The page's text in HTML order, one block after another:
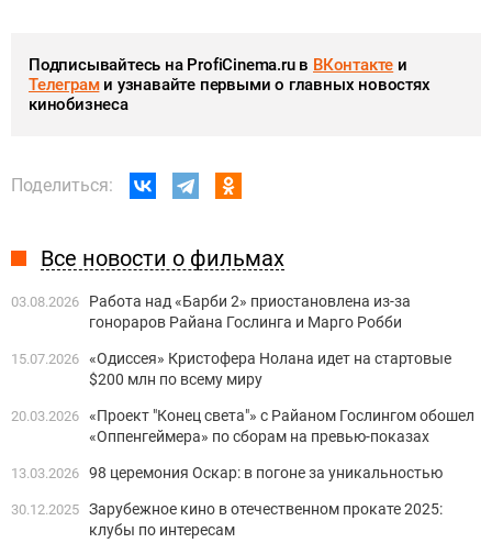
Подписывайтесь на ProfiCinema.ru в ВКонтакте и
Телеграми узнавайте первыми о главных новостях
кинобизнеса
Поделиться:
Все новости о фильмах
03.08.2026
Работа над «Барби 2» приостановлена из-за
гонораров Райана Гослинга и Марго Робби
15.07.2026 «Одиссея» Кристофера Нолана идет на стартовые
$200 млн по всему миру
20.03.2026 «Проект "Конец света"» с Райаном Гослингом обошел
«Оппенгеймера» по сборам на превью-показах
13.03.2026 98 церемония Оскар: в погоне за уникальностью
30.12.2025 Зарубежное кино в отечественном прокате 2025:
клубы по интересам